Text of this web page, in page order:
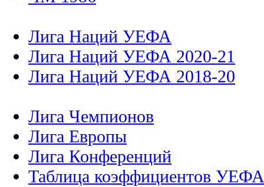
Лига Наций УЕФА
Лига Наций УЕФА 2020-21
Лига Наций УЕФА 2018-20
Лига Чемпионов
Лига Европы
Лига Конференций
Таблица коэффициентов УЕФА